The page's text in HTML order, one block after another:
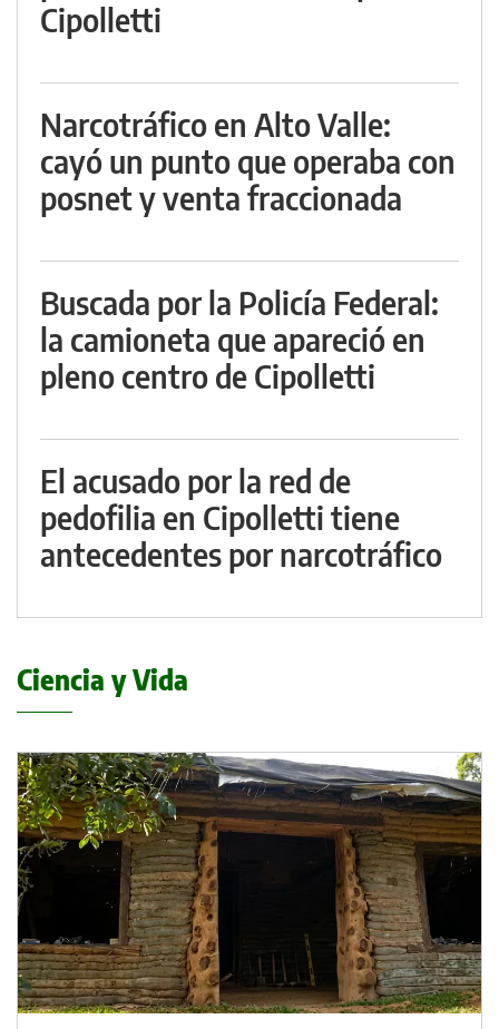
Cipolletti
Narcotráfico en Alto Valle:
cayó un punto que operaba con
posnet y venta fraccionada
Buscada por la Policía Federal:
la camioneta que apareció en
pleno centro de Cipolletti
El acusado por la red de
pedofilia en Cipolletti tiene
antecedentes por narcotráfico
Ciencia y Vida